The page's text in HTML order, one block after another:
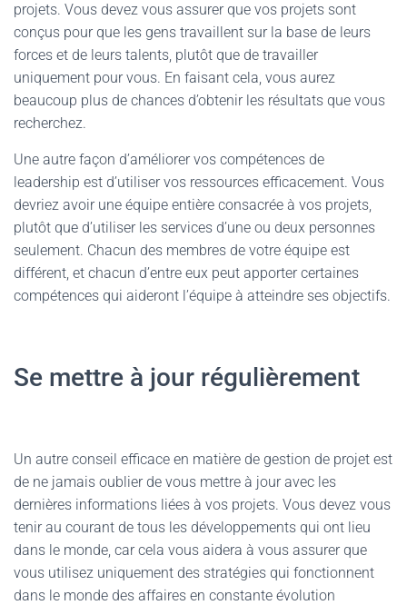
projets. Vous devez vous assurer que vos projets sont
conçus pour que les gens travaillent sur la base de leurs
forces et de leurs talents, plutôt que de travailler
uniquement pour vous. En faisant cela, vous aurez
beaucoup plus de chances d’obtenir les résultats que vous
recherchez.
Une autre façon d’améliorer vos compétences de
leadership est d’utiliser vos ressources efficacement. Vous
devriez avoir une équipe entière consacrée à vos projets,
plutôt que d’utiliser les services d’une ou deux personnes
seulement. Chacun des membres de votre équipe est
différent, et chacun d’entre eux peut apporter certaines
compétences qui aideront l’équipe à atteindre ses objectifs.
Se mettre à jour régulièrement
Un autre conseil efficace en matière de gestion de projet est
de ne jamais oublier de vous mettre à jour avec les
dernières informations liées à vos projets. Vous devez vous
tenir au courant de tous les développements qui ont lieu
dans le monde, car cela vous aidera à vous assurer que
vous utilisez uniquement des stratégies qui fonctionnent
dans le monde des affaires en constante évolution